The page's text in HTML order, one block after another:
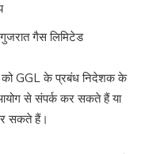
गुजरात गैस लिमिटेड
को GGL के प्रबंध निदेशक के
से संपर्क कर सकते हैं या
सकते हैं।